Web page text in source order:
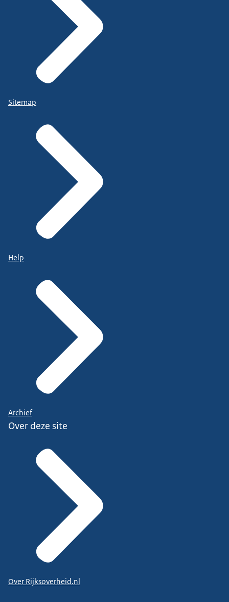
Sitemap
Help
Archief
Over deze site
Over Rijksoverheid.nl